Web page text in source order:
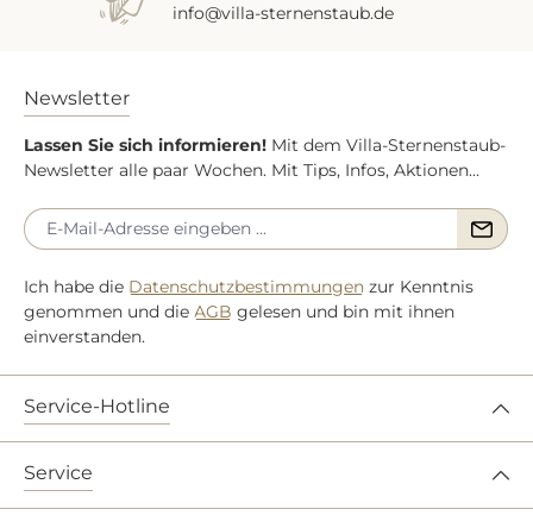
info@villa-sternenstaub.de
Newsletter
Lassen Sie sich informieren! Mit dem Villa-Sternenstaub-
Newsletter alle paar Wochen. Mit Tips, Infos, Aktionen...
Ich habe die Datenschutzbestimmungen zur Kenntnis
genommen und die AGB gelesen und bin mit ihnen
einverstanden.
Service-Hotline
Service